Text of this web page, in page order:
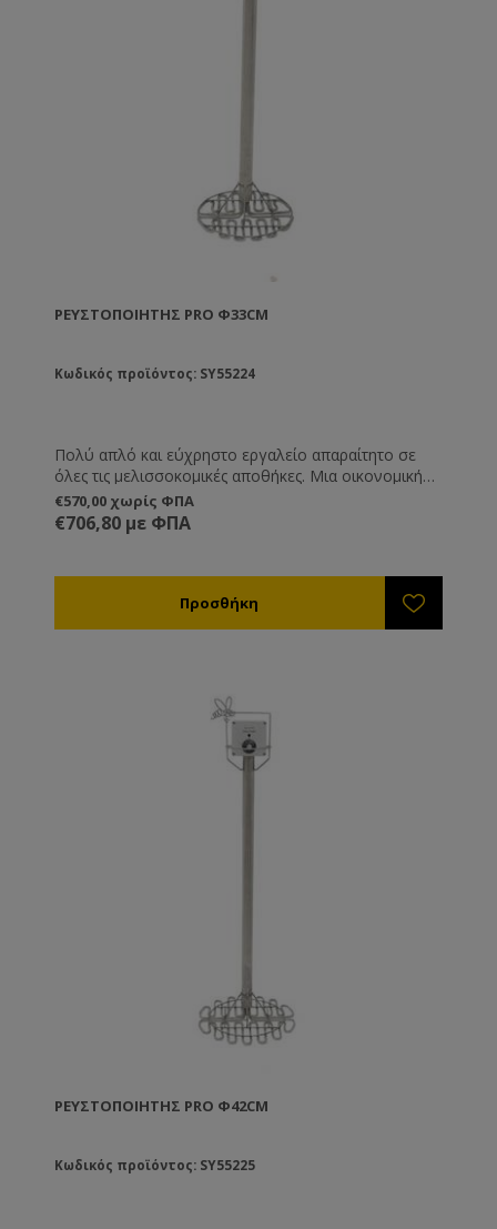
ΡΕΥΣΤΟΠΟΙΗΤΉΣ PRO Φ33CM
Κωδικός προϊόντος: SY55224
Πολύ απλό και εύχρηστο εργαλείο απαραίτητο σε
όλες τις μελισσοκομικές αποθήκες. Μια οικονομική
λύση η οποία σας βγάζει εύκολα από τη δύσκολη
θέση της κρυστάλλωσης του μελιού μέσα στα δοχεία
αποθήκευσης.
€570,00 χωρίς ΦΠΑ
€706,80 με ΦΠΑ
ΡΕΥΣΤΟΠΟΙΗΤΉΣ PRO Φ42CM
Κωδικός προϊόντος: SY55225